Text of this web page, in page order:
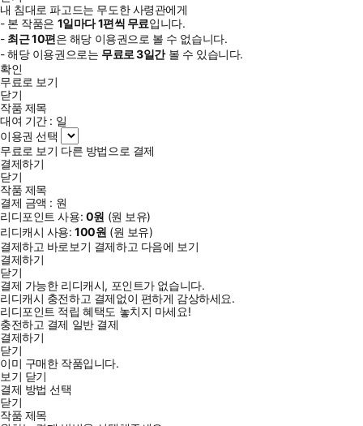
내 침대로 파고드는 무도한 사령관에게
- 본 작품은 1일마다1편씩 무료입니다.
- 최근10편은 해당 이용권으로 볼 수 없습니다.
- 해당 이용권으로는 무료로3일간볼 수 있습니다.
확인
무료로 보기
닫기
작품 제목
대여 기간 : 일
이용권 선택
무료로 보기 다른 방법으로 결제
결제하기
닫기
작품 제목
결제 금액 : 원
리디포인트 사용: 0원 (원 보유)
리디캐시 사용:100원 (원 보유)
결제하고 바로보기 결제하고 다음에 보기
결제하기
닫기
결제 가능한 리디캐시, 포인트가 없습니다.
리디캐시 충전하고 결제없이 편하게 감상하세요.
리디포인트 적립 혜택도 놓치지 마세요!
충전하고 결제 일반 결제
결제하기
닫기
이미 구매한 작품입니다.
보기 닫기
결제 방법 선택
닫기
작품 제목